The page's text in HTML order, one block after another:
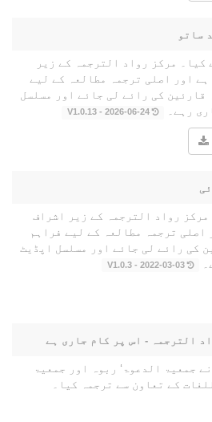
ساتو
کیا۔ مرکز رواد الترجمہ کے زیر
اور اصلی ترجمہ مطالعہ کے لیے
قارئین کی رائے لی جائے اور مسلسل
رہے۔
2026-06-24 - V1.0.13
رواد الترجمہ کے زیر اشراف
اصلی ترجمہ مطالعہ کے لیے فراہم
کی رائے لی جائے اور مسلسل اپڈیٹ
2022-03-03 - V1.0.3
الترجمہ - اس پر کام جاری ہے
جمعیۃ الدعوۃ‘ ربوہ اور جمعیۃ
کے تعاون سے ترجمہ کیا۔